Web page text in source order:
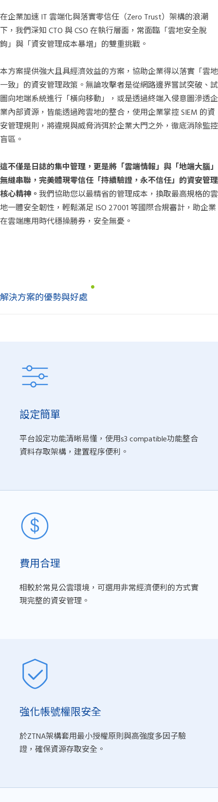
在企業加速 IT 雲端化與落實零信任（Zero Trust）架構的浪潮
下，我們深知 CTO 與 CSO 在執行層面，常面臨「雲地安全脫
鉤」與「資安管理成本暴增」的雙重挑戰。
本方案提供強大且具經濟效益的方案，協助企業得以落實「雲地
一致」的資安管理政策。無論攻擊者是從網路邊界嘗試突破、試
圖向地端系統進行「橫向移動」，或是透過終端入侵意圖滲透企
業內部資源，皆能透過跨雲地的整合，使用企業掌控 SIEM 的資
安管理規則，將違規與威脅消弭於企業大門之外，徹底消除監控
盲區。
這不僅是日誌的集中管理，更是將「雲端情報」與「地端大腦」
無縫串聯，完美體現零信任「持續驗證，永不信任」的資安管理
核心精神。我們協助您以最精省的管理成本，換取最高規格的雲
地一體安全韌性，輕鬆滿足ISO 27001 等國際合規審計，助企業
在雲端應用時代穩操勝券，安全無憂。
解決方案的優勢與好處
設定簡單
平台設定功能清晰易懂，使用s3 compatible功能整合
資料存取架構，建置程序便利。
費用合理
相較於常見公雲環境，可選用非常經濟便利的方式實
現完整的資安管理。
強化帳號權限安全
於ZTNA架構套用最小授權原則與高強度多因子驗
證，確保資源存取安全。